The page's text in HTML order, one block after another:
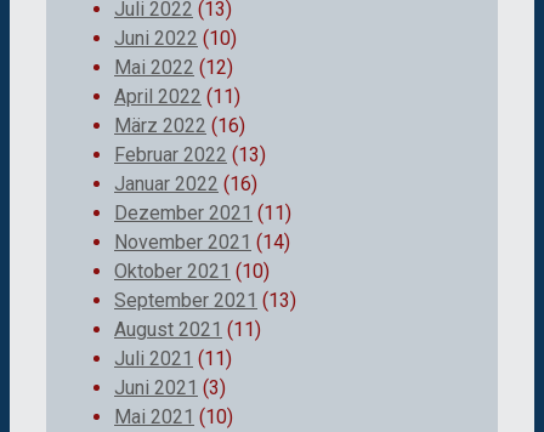
Juli 2022 (13)
Juni 2022 (10)
Mai 2022 (12)
April 2022 (11)
März 2022 (16)
Februar 2022 (13)
Januar 2022 (16)
Dezember 2021 (11)
November 2021 (14)
Oktober 2021 (10)
September 2021 (13)
August 2021 (11)
Juli 2021 (11)
Juni 2021 (3)
Mai 2021 (10)